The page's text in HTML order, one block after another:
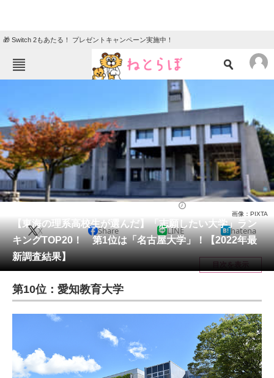
🎁 Switch 2もあたる！ プレゼントキャンペーン実施中！
エンタメ クイズ
グルメ 地域
住まい 教育・育児
動物 リサーチ
会員記事
メディア
注目記事を集めた総合ページ
ITの今と未来を見通す
スマホと通信の最新トレンド
進化するPCとデバイスの未来
【東海の理系高校生が選んだ】「志願したい大学」ラン
キングTOP20！ 第1位は「名古屋大学」！【2022年最
新調査結果】
画像：PIXTA
X Share LINE hatena
目次を表示
第10位：愛知教育大学